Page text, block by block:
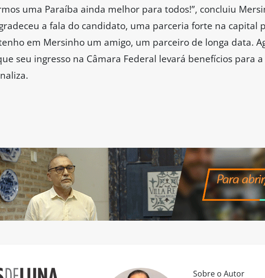
uma Paraíba ainda melhor para todos!”, concluiu
a fala do candidato, uma parceria forte na capital
em Mersinho um amigo, um parceiro de longa data.
seu ingresso na Câmara Federal levará benefícios para
Sobre o Autor